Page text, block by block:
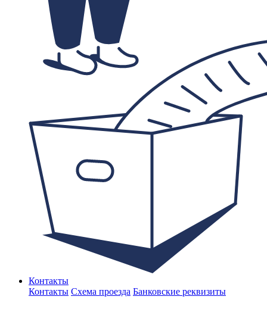
Контакты
Контакты Схема проезда Банковские реквизиты